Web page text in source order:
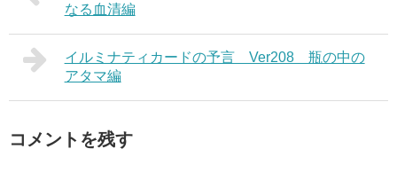
なる血清編
イルミナティカードの予言 Ver208 瓶の中の
アタマ編
コメントを残す